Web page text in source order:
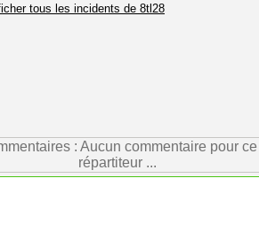
tous les incidents de 8tl28
: Aucun commentaire pour ce
répartiteur ...